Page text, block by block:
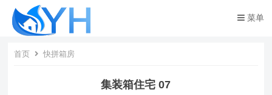
菜单
首页 快拼箱房
集装箱住宅 07